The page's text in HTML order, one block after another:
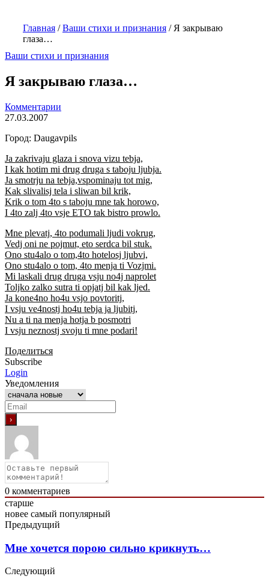
Главная /Ваши стихи и признания / Я закрываю
глаза…
Ваши стихи и признания
Я закрываю глаза…
Комментарии
27.03.2007
Город: Daugavpils
Ja zakrivaju glaza i snova vizu tebja,
I kak hotim mi drug druga s taboju ljubja.
Ja smotrju na tebja,vspominaju tot mig,
Kak slivalisj tela i sliwan bil krik,
Krik o tom 4to s taboju mne tak horowo,
I 4to zalj 4to vsje ETO tak bistro prowlo.
Mne plevatj, 4to podumali ljudi vokrug,
Vedj oni ne pojmut, eto serdca bil stuk.
Ono stu4alo o tom,4to hotelosj ljubvi,
Ono stu4alo o tom, 4to menja ti Vozjmi.
Mi laskali drug druga vsju no4j naprolet
Toljko zalko sutra ti opjatj bil kak ljed.
Ja kone4no ho4u vsjo povtoritj,
I vsju ve4nostj ho4u tebja ja ljubitj,
Nu a ti na menja hotja b posmotri
I vsju neznostj svoju ti mne podari!
Поделиться
Subscribe
Login
Уведомления
0 комментариев
старше
новее самый популярный
Предыдущий
Мне хочется порою сильно крикнуть…
Следующий